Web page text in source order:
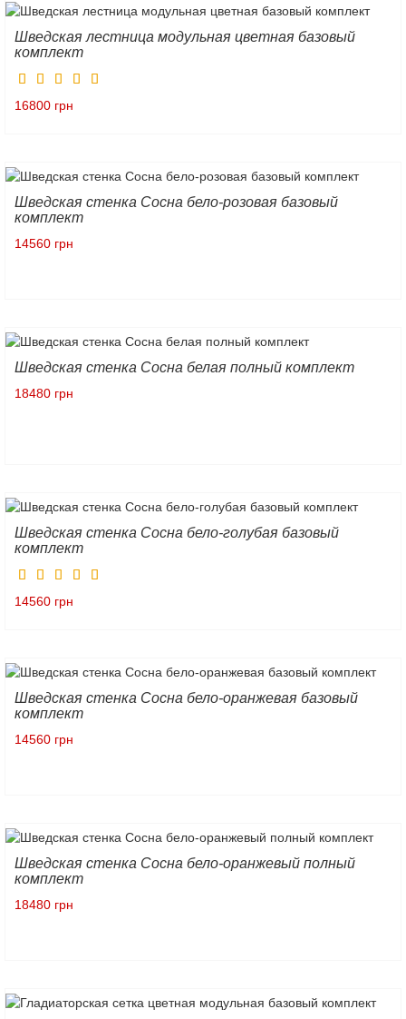
Шведская лестница модульная цветная базовый
комплект
16800 грн
Шведская стенка Сосна бело-розовая базовый
комплект
14560 грн
Шведская стенка Сосна белая полный комплект
18480 грн
Шведская стенка Сосна бело-голубая базовый
комплект
14560 грн
Шведская стенка Сосна бело-оранжевая базовый
комплект
14560 грн
Шведская стенка Сосна бело-оранжевый полный
комплект
18480 грн